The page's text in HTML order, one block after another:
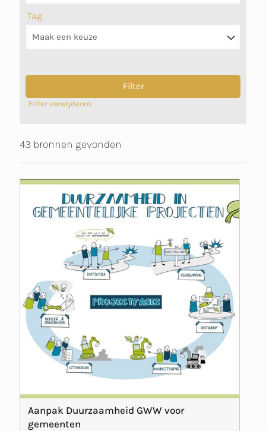
Tag
Filter verwijderen
43 bronnen gevonden
Aanpak Duurzaamheid GWW voor
gemeenten